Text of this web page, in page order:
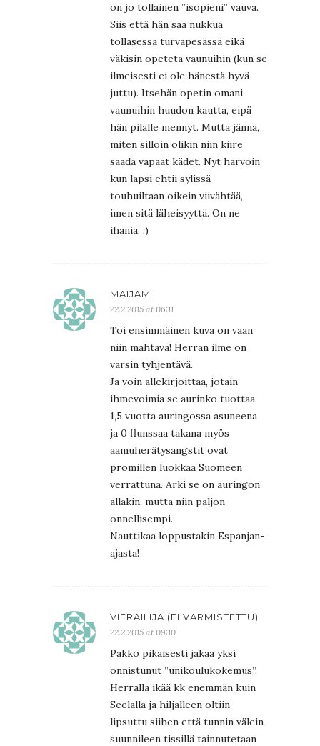
on jo tollainen ”isopieni” vauva.
Siis että hän saa nukkua
tollasessa turvapesässä eikä
väkisin opeteta vaunuihin (kun se
ilmeisesti ei ole hänestä hyvä
juttu). Itsehän opetin omani
vaunuihin huudon kautta, eipä
hän pilalle mennyt. Mutta jännä,
miten silloin olikin niin kiire
saada vapaat kädet. Nyt harvoin
kun lapsi ehtii sylissä
touhuiltaan oikein viivähtää,
imen sitä läheisyyttä. On ne
ihania. :)
MAIJAM
22.2.2015 at 06:11
Toi ensimmäinen kuva on vaan
niin mahtava! Herran ilme on
varsin tyhjentävä.
Ja voin allekirjoittaa, jotain
ihmevoimia se aurinko tuottaa.
1,5 vuotta auringossa asuneena
ja 0 flunssaa takana myös
aamuherätysangstit ovat
promillen luokkaa Suomeen
verrattuna. Arki se on auringon
allakin, mutta niin paljon
onnellisempi.
Nauttikaa loppustakin Espanjan-
ajasta!
VIERAILIJA (EI VARMISTETTU)
22.2.2015 at 09:10
Pakko pikaisesti jakaa yksi
onnistunut ”unikoulukokemus”.
Herralla ikää kk enemmän kuin
Seelalla ja hiljalleen oltiin
lipsuttu siihen että tunnin välein
suunnileen tissillä tainnutetaan